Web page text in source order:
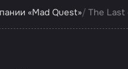
«Mad Quest» The Last